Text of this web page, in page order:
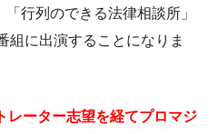
行列のできる法律相談所」
組に出演することになりま
ーター志望を経てプロマジ